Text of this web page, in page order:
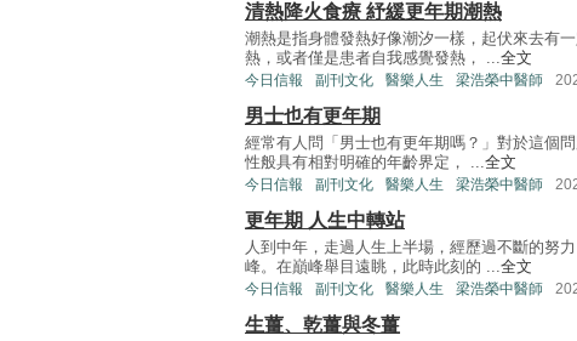
清熱降火食療 紓緩更年期潮熱
潮熱是指身體發熱好像潮汐一樣，起伏來去有
熱，或者僅是患者自我感覺發熱， ...全文
今日信報 副刊文化 醫樂人生 梁浩榮中醫師
男士也有更年期
經常有人問「男士也有更年期嗎？」對於這個
性般具有相對明確的年齡界定， ...全文
今日信報 副刊文化 醫樂人生 梁浩榮中醫師
更年期 人生中轉站
人到中年，走過人生上半場，經歷過不斷的努
峰。在巔峰舉目遠眺，此時此刻的 ...全文
今日信報 副刊文化 醫樂人生 梁浩榮中醫師
生薑、乾薑與冬薑